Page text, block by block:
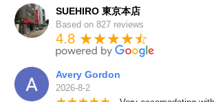
SUEHIRO 東京本店
Based on 827 reviews
4.8 ★★★★★
☆
Avery Gordon
2026-8-2